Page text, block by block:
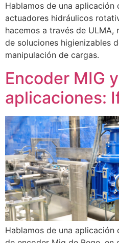
Hablamos de una aplicación
actuadores hidráulicos
hacemos a través de
de soluciones higienizables
manipulación de cargas.
Encoder MIG
aplicaciones:
Hablamos de una aplicación